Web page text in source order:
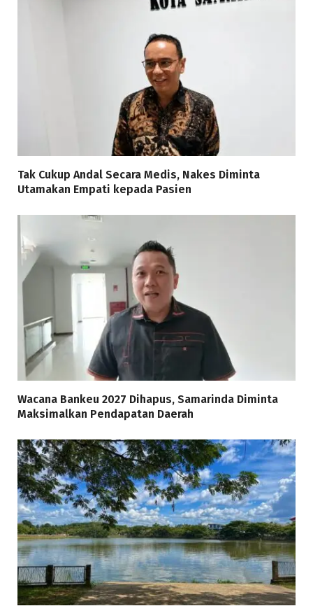
Tak Cukup Andal Secara Medis, Nakes Diminta
Utamakan Empati kepada Pasien
Wacana Bankeu 2027 Dihapus, Samarinda Diminta
Maksimalkan Pendapatan Daerah